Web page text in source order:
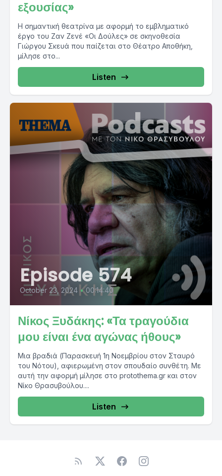
εξουσίας»
Η σημαντική θεατρίνα με αφορμή το εμβληματικό
έργο του Ζαν Ζενέ «Οι Δούλες» σε σκηνοθεσία
Γιώργου Σκευά που παίζεται στο Θέατρο Αποθήκη,
μίλησε στο...
Listen
Episode 574
October 23, 2024 • 00:14:40
Νίκος Ξυδάκης: «Τα τραγούδια
μου είναι ένα αγώνας ήθους»
Μια βραδιά (Παρασκευή 1η Νοεμβρίου στον Σταυρό
του Νότου), αφιερωμένη στον σπουδαίο συνθέτη. Με
αυτή την αφορμή μίλησε στο protothema.gr και στον
Νίκο Θρασυβούλου....
Listen